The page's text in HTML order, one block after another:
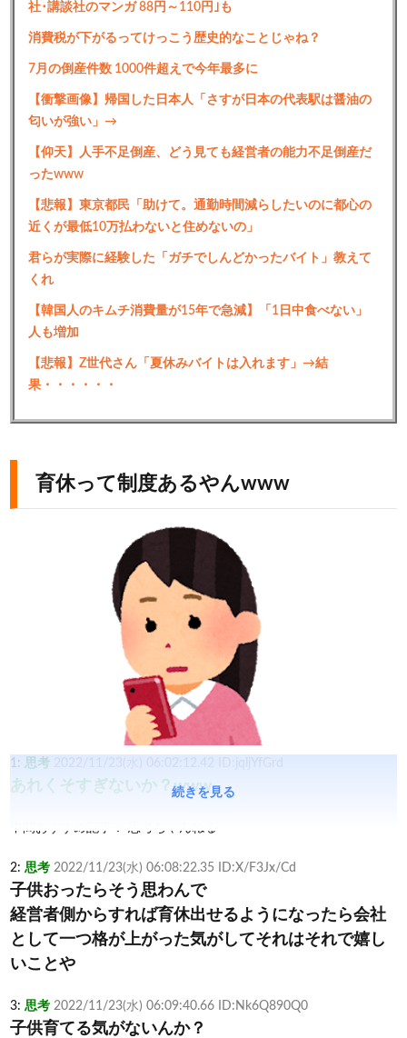
社･講談社のマンガ 88円～110円｣も
消費税が下がるってけっこう歴史的なことじゃね？
7月の倒産件数 1000件超えで今年最多に
【衝撃画像】帰国した日本人「さすが日本の代表駅は醤油の
匂いが強い」→
【仰天】人手不足倒産、どう見ても経営者の能力不足倒産だ
ったwww
【悲報】東京都民「助けて。通勤時間減らしたいのに都心の
近くが最低10万払わないと住めないの」
君らが実際に経験した「ガチでしんどかったバイト」教えて
くれ
【韓国人のキムチ消費量が15年で急減】「1日中食べない」
人も増加
【悲報】Z世代さん「夏休みバイトは入れます」→結
果・・・・・・
育休って制度あるやんwww
1: 思考
あれくそすぎないか？www
中間おすすめ記事： 思考ちゃんねる
2: 思考 2022/11/23(水) 06:08:22.35 ID:X/F3Jx/Cd
子供おったらそう思わんで
経営者側からすれば育休出せるようになったら会社
として一つ格が上がった気がしてそれはそれで嬉し
いことや
3: 思考 2022/11/23(水) 06:09:40.66 ID:Nk6Q890Q0
子供育てる気がないんか？
続きを見る